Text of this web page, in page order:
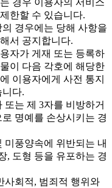
한할 수 있습니다.
경우에는 당해 사항을
서 공지합니다.
자가 게재 또는 등록하
이 다음 각호에 해당한
이용자에게 사전 통지
니다.
또는 제 3자를 비방하거
명예를 손상시키는 경
미풍양속에 위반되는 내
, 도형 등을 유포하는 경
사회적, 범죄적 행위와